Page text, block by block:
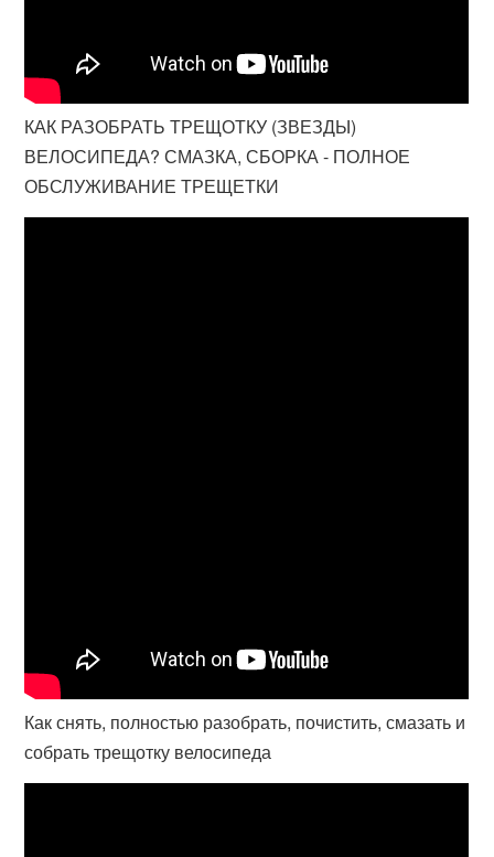
КАК РАЗОБРАТЬ ТРЕЩОТКУ (ЗВЕЗДЫ)
ВЕЛОСИПЕДА? СМАЗКА, СБОРКА - ПОЛНОЕ
ОБСЛУЖИВАНИЕ ТРЕЩЕТКИ
Как снять, полностью разобрать, почистить, смазать и
собрать трещотку велосипеда